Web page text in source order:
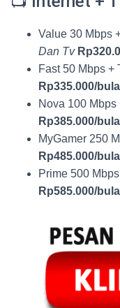
Value 30 Mbps
Dan Tv
Fast 50 Mbps +
Rp335.000/
Nova 100 Mbps
Rp385.000/
MyGamer 250
Rp485.000/
Prime 500
Rp585.000/